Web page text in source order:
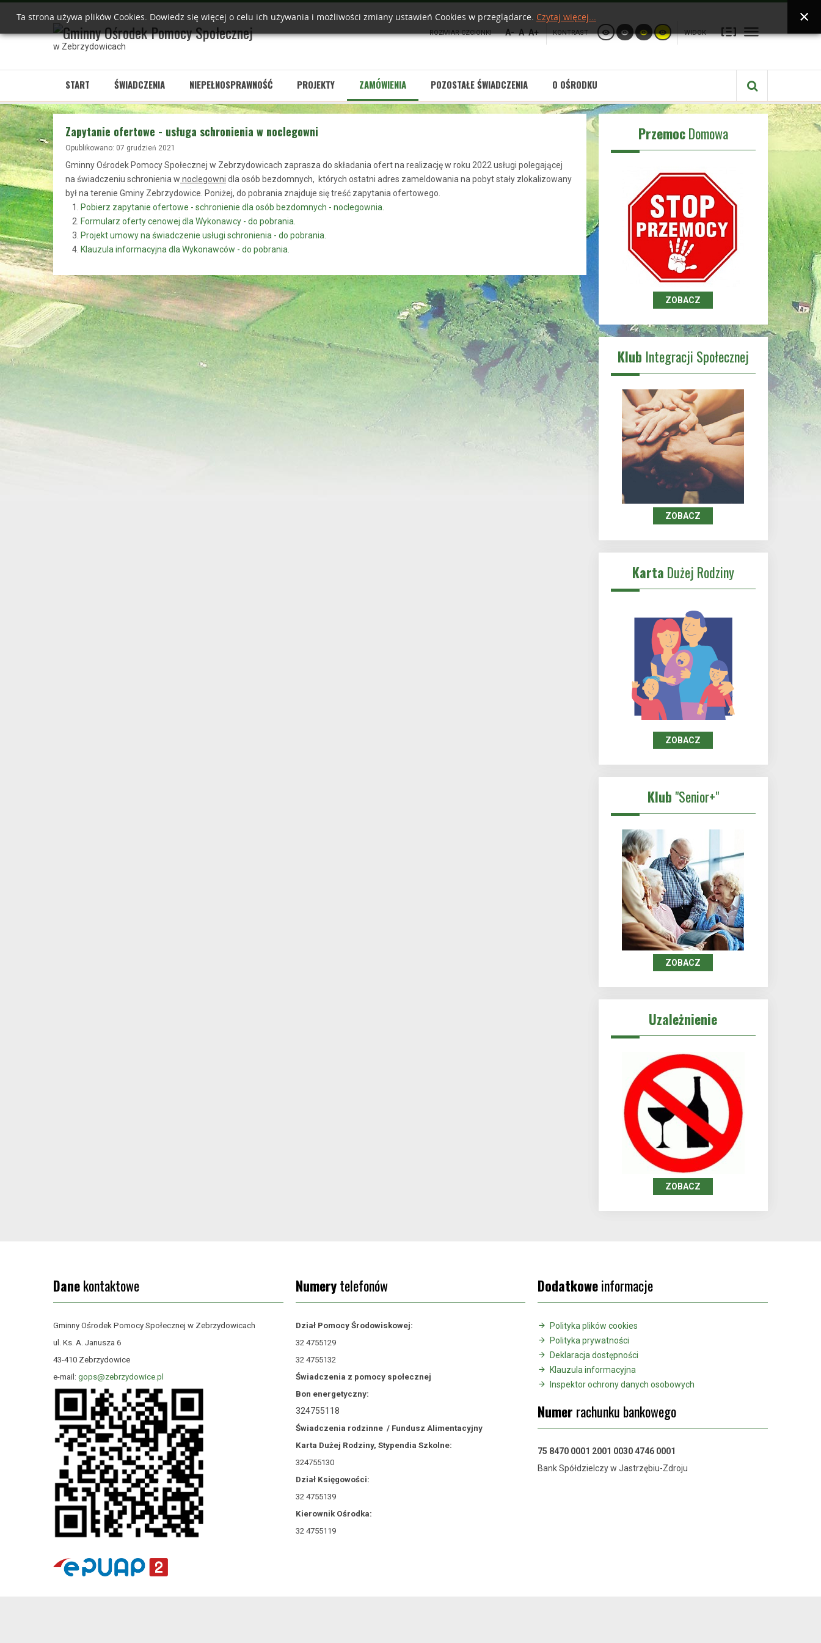
w Zebrzydowicach
ROZMIAR CZCIONKI A- A A+ KONTRAST WIDOK
START ŚWIADCZENIA NIEPEŁNOSPRAWNOŚĆ PROJEKTY ZAMÓWIENIA POZOSTAŁE ŚWIADCZENIA O OŚRODKU
Zapytanie ofertowe - usługa schronienia w noclegowni
Opublikowano: 07 grudzień 2021
Gminny Ośrodek Pomocy Społecznej w Zebrzydowicach zaprasza do składania ofert na realizację w roku 2022 usługi polegającej
na świadczeniu schronienia w noclegowni dla osób bezdomnych, których ostatni adres zameldowania na pobyt stały zlokalizowany
był na terenie Gminy Zebrzydowice. Poniżej, do pobrania znajduje się treść zapytania ofertowego.
Pobierz zapytanie ofertowe - schronienie dla osób bezdomnych - noclegownia.
Formularz oferty cenowej dla Wykonawcy - do pobrania.
Projekt umowy na świadczenie usługi schronienia - do pobrania.
Klauzula informacyjna dla Wykonawców - do pobrania.
PrzemocDomowa
ZOBACZ
Klub Integracji Społecznej
ZOBACZ
Karta Dużej Rodziny
ZOBACZ
Klub "Senior+"
ZOBACZ
Uzależnienie
ZOBACZ
Danekontaktowe
Gminny Ośrodek Pomocy Społecznej w Zebrzydowicach
ul. Ks. A. Janusza 6
43-410 Zebrzydowice
e-mail: gops@zebrzydowice.pl
Ta strona używa plików Cookies. Dowiedz się więcej o celu ich używania i możliwości zmiany ustawień Cookies w przeglądarce. Czytaj więcej...
Numerytelefonów
Dział Pomocy Środowiskowej:
32 4755129
32 4755132
Świadczenia z pomocy społecznej
Bon energetyczny:
324755118
Świadczenia rodzinne / Fundusz Alimentacyjny
Karta Dużej Rodziny, Stypendia Szkolne:
324755130
Dział Księgowości:
32 4755139
Kierownik Ośrodka:
32 4755119
Dodatkoweinformacje
Polityka plików cookies
Polityka prywatności
Deklaracja dostępności
Klauzula informacyjna
Inspektor ochrony danych osobowych
Numer rachunku bankowego
75 8470 0001 2001 0030 4746 0001
Bank Spółdzielczy w Jastrzębiu-Zdroju